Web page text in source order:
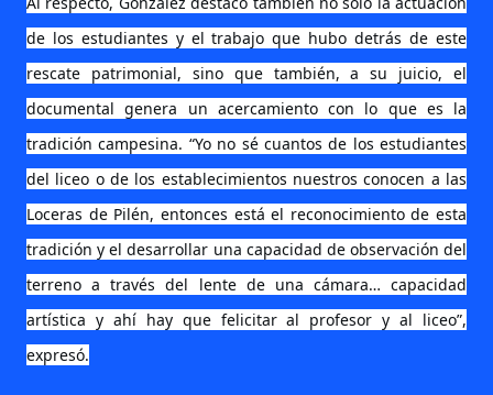
de los estudiantes y el trabajo que hubo detrás de este
rescate patrimonial, sino que también, a su juicio, el
documental genera un acercamiento con lo que es la
tradición campesina. “Yo no sé cuantos de los estudiantes
del liceo o de los establecimientos nuestros conocen a las
Loceras de Pilén, entonces está el reconocimiento de esta
tradición y el desarrollar una capacidad de observación del
terreno a través del lente de una cámara… capacidad
artística y ahí hay que felicitar al profesor y al liceo”,
expresó.